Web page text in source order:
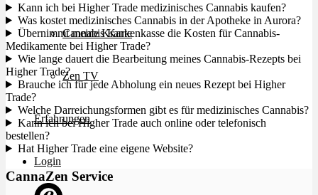
Cannabis Karte
Zen TV
Erfahrungen
Login
Kann ich bei Higher Trade medizinisches Cannabis kaufen?
Was kostet medizinisches Cannabis in der Apotheke in Aurora?
Übernimmt meine Krankenkasse die Kosten für Cannabis-
Medikamente bei Higher Trade?
Wie lange dauert die Bearbeitung meines Cannabis-Rezepts bei
Higher Trade?
Brauche ich für jede Abholung ein neues Rezept bei Higher
Trade?
Welche Darreichungsformen gibt es für medizinisches Cannabis?
Kann ich bei Higher Trade auch online oder telefonisch
bestellen?
Hat Higher Trade eine eigene Website?
CannaZen Service